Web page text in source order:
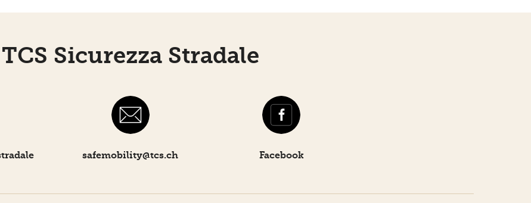
TCS Sicurezza Stradale
safemobility­@tcs.ch Facebook